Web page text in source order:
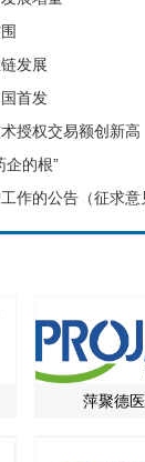
发展
首发
授权交易额创新高
企的根”
萍聚德